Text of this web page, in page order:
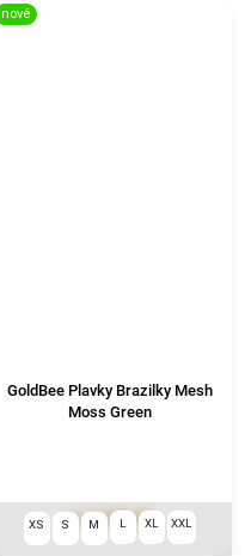
nové
GoldBee Plavky Brazilky Mesh
Moss Green
od1 290 Kč
XS S M L XL XXL